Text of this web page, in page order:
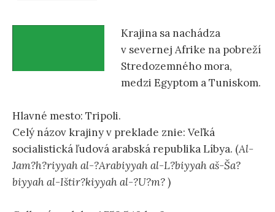
t
o
Krajina sa nachádza
v severnej Afrike na pobreží
Stredozemného mora,
medzi Egyptom a Tuniskom.
Hlavné mesto: Tripoli.
Celý názov krajiny v preklade znie: Veľká
socialistická ľudová arabská republika Líbya. (Al-
Jam?h?riyyah al-?Arabiyyah al-L?biyyah aš-Ša?
biyyah al-Ištir?kiyyah al-?U?m?)